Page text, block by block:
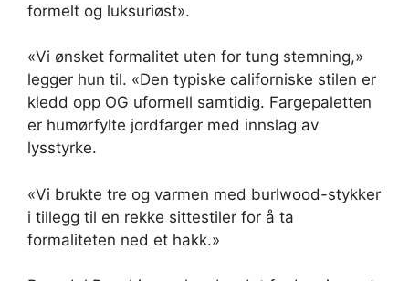
formelt og luksuriøst».
«Vi ønsket formalitet uten for tung stemning,»
legger hun til. «Den typiske californiske stilen er
kledd opp OG uformell samtidig. Fargepaletten
er humørfylte jordfarger med innslag av
lysstyrke.
«Vi brukte tre og varmen med burlwood-stykker
i tillegg til en rekke sittestiler for å ta
formaliteten ned et hakk.»